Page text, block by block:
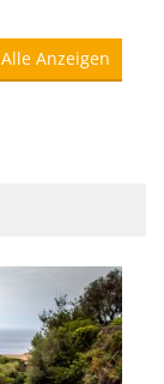
Alle Anzeigen